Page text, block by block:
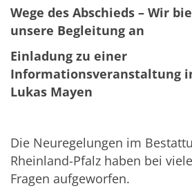
Wege des Abschieds – Wir
unsere Begleitung an
Einladung zu einer
Informationsveranstaltung
Lukas Mayen
Die Neuregelungen im
Rheinland-Pfalz haben bei
Fragen aufgeworfen.